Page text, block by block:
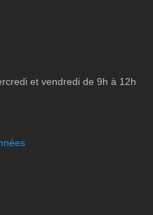
et vendredi de 9h à 12h